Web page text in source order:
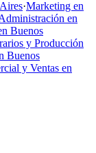
·Marketing en
en
Buenos
y Producción
Buenos
y Ventas en